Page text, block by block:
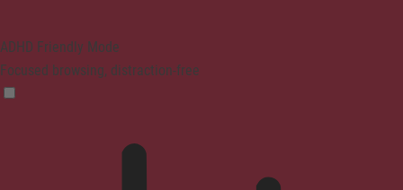
ADHD Friendly Mode
Focused browsing, distraction-free